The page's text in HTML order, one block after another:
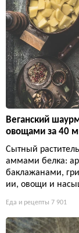
Веганский
овощами за 40
Сытный
аммами белка:
баклажанами,
ии, овощи и
Еда и рецепты 7 901